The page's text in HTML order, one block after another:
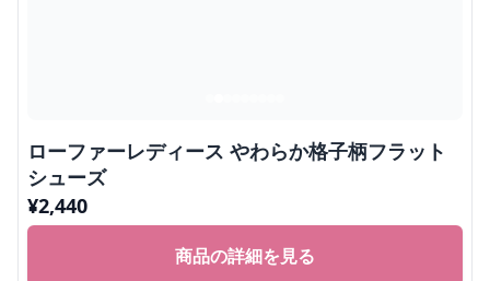
ローファーレディース やわらか格子柄フラット
シューズ
¥2,440
商品の詳細を見る